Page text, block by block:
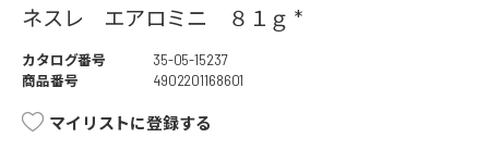
ネスレ エアロミニ ８１ｇ *
カタログ番号
35-05-15237
商品番号
4902201168601
マイリストに登録する